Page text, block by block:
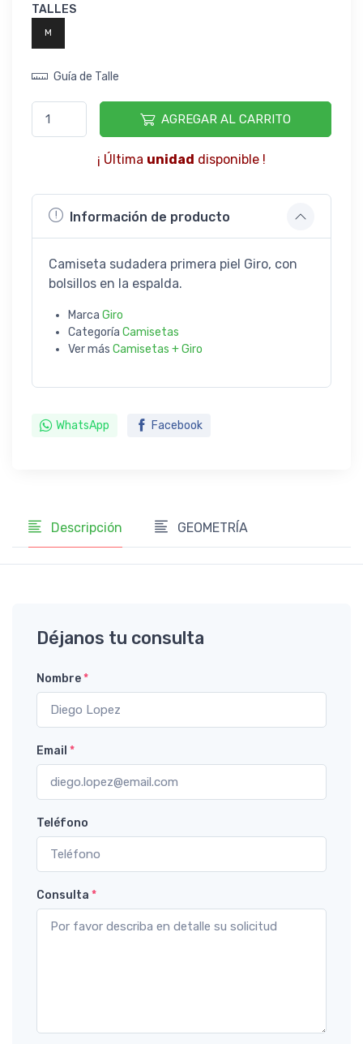
TALLES
M
Guía de Talle
AGREGAR AL CARRITO
¡ Última unidad disponible !
Información de producto
Camiseta sudadera primera piel Giro, con
bolsillos en la espalda.
Marca Giro
Categoría Camisetas
Ver más Camisetas + Giro
WhatsApp Facebook
Descripción GEOMETRÍA
Déjanos tu consulta
Nombre*
Email *
Teléfono
Consulta *